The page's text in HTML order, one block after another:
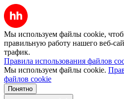
Мы используем файлы cookie,
правильную работу нашего веб-
трафик.
Правила использования файлов
Мы используем файлы cookie.
файлов cookie
Понятно